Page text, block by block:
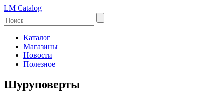
LM Catalog
Каталог
Магазины
Новости
Полезное
Шуруповерты